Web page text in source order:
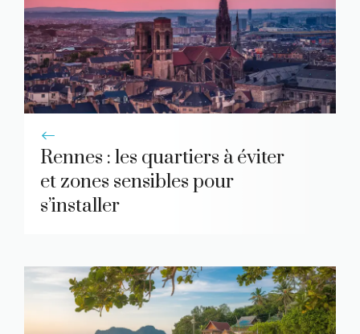
Rennes : les quartiers à éviter
et zones sensibles pour
s’installer